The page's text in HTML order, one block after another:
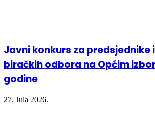
Javni konkurs za predsjednike
biračkih odbora na Općim
godine
27. Jula 2026.